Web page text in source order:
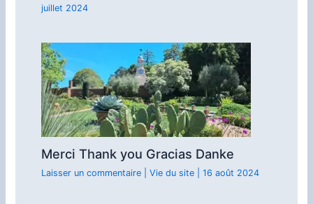
juillet 2024
Merci Thank you Gracias Danke
Laisser un commentaire Vie du site| 16 août 2024